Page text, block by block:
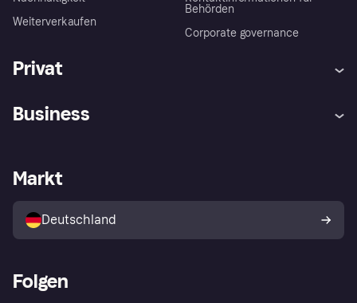
Weiterverkaufen
Behörden
Corporate governance
Privat
Klarna App
Shops entdecken
Käuferschutzrichtlinie
Dein Widerrufsrecht
Business
Händlerportal
Markt
Deutschland
Folgen